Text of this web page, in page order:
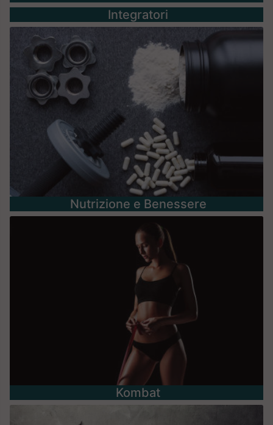
Integratori
Nutrizione e Benessere
Kombat